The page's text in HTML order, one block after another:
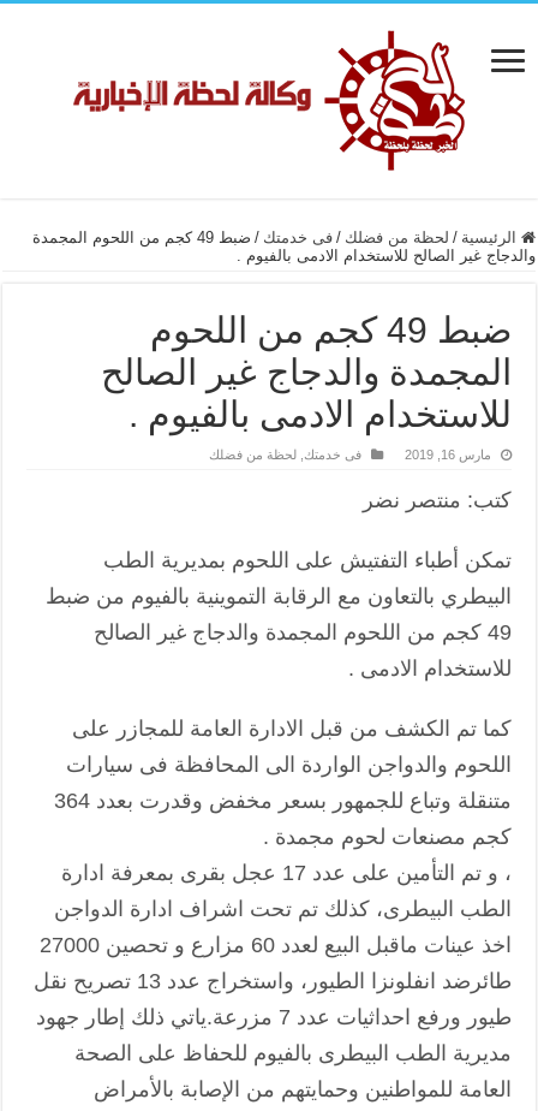
الرئيسية / لحظة من فضلك / فى خدمتك /
ضبط 49 كجم من اللحوم المجمدة
والدجاج غير الصالح للاستخدام الادمى بالفيوم .
ضبط 49 كجم من اللحوم
المجمدة والدجاج غير الصالح
للاستخدام الادمى بالفيوم .
مارس 16, 2019 فى خدمتك ,لحظة من فضلك
كتب: منتصر نضر
تمكن أطباء التفتيش على اللحوم بمديرية الطب
البيطري بالتعاون مع الرقابة التموينية بالفيوم من ضبط
49 كجم من اللحوم المجمدة والدجاج غير الصالح
للاستخدام الادمى .
كما تم الكشف من قبل الادارة العامة للمجازر على
اللحوم والدواجن الواردة الى المحافظة فى سيارات
متنقلة وتباع للجمهور بسعر مخفض وقدرت بعدد 364
كجم مصنعات لحوم مجمدة .
، و تم التأمين على عدد 17 عجل بقرى بمعرفة ادارة
الطب البيطرى، كذلك تم تحت اشراف ادارة الدواجن
اخذ عينات ماقبل البيع لعدد 60 مزارع و تحصين 27000
طائرضد انفلونزا الطيور، واستخراج عدد 13 تصريح نقل
طيور ورفع احداثيات عدد 7 مزرعة.ياتي ذلك إطار جهود
مديرية الطب البيطرى بالفيوم للحفاظ على الصحة
العامة للمواطنين وحمايتهم من الإصابة بالأمراض